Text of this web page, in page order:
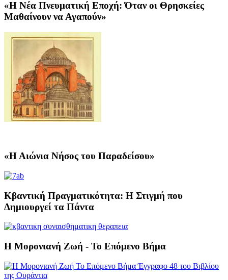
«Η Νέα Πνευματική Εποχή: Όταν οι Θρησκείες
Μαθαίνουν να Αγαπούν»
«Η Αιώνια Νήσος του Παραδείσου»
Κβαντική Πραγματικότητα: Η Στιγμή που
Δημιουργεί τα Πάντα
Η Μορονιανή Ζωή - Το Επόμενο Βήμα